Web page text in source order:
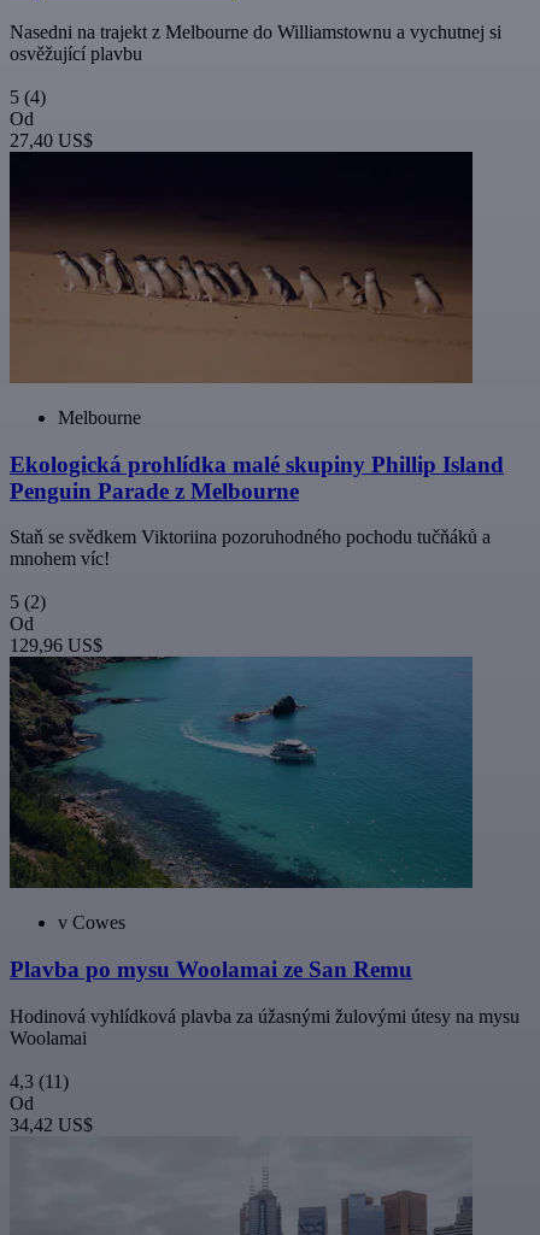
Nasedni na trajekt z Melbourne do Williamstownu a vychutnej si
osvěžující plavbu
5 (4)
Od
27,40 US$
Melbourne
Ekologická prohlídka malé skupiny Phillip Island
Penguin Parade z Melbourne
Staň se svědkem Viktoriina pozoruhodného pochodu tučňáků a
mnohem víc!
5 (2)
Od
129,96 US$
v Cowes
Plavba po mysu Woolamai ze San Remu
Hodinová vyhlídková plavba za úžasnými žulovými útesy na mysu
Woolamai
4,3 (11)
Od
34,42 US$